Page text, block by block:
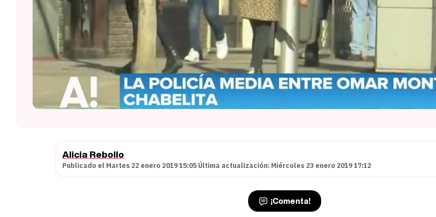
Alicia Rebollo
Publicado el Martes 22 enero 2019 15:05 Última actualización: Miércoles 23 enero 2019 17:12
¡Comenta!